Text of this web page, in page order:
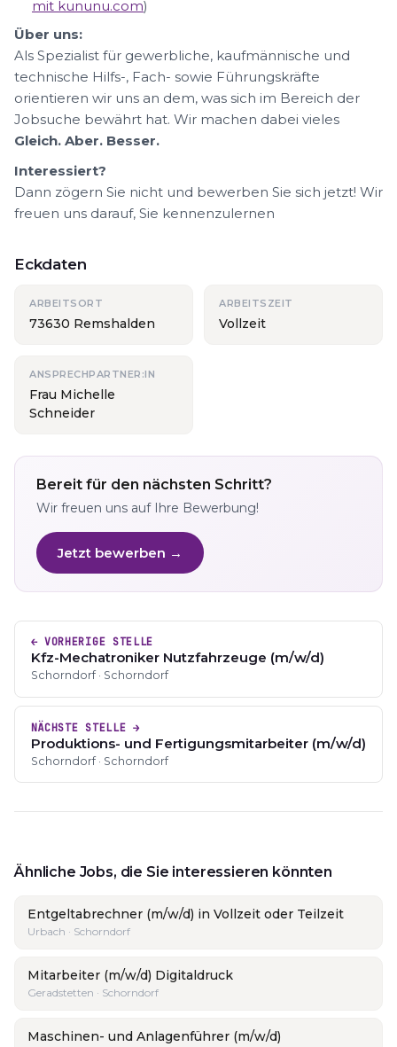
mit kununu.com)
Über uns:
Als Spezialist für gewerbliche, kaufmännische und
technische Hilfs-, Fach- sowie Führungskräfte
orientieren wir uns an dem, was sich im Bereich der
Jobsuche bewährt hat. Wir machen dabei vieles
Gleich. Aber. Besser.
Interessiert?
Dann zögern Sie nicht und bewerben Sie sich jetzt! Wir
freuen uns darauf, Sie kennenzulernen
Eckdaten
ARBEITSORT
73630 Remshalden
ARBEITSZEIT
Vollzeit
ANSPRECHPARTNER:IN
Frau Michelle
Schneider
Bereit für den nächsten Schritt?
Wir freuen uns auf Ihre Bewerbung!
Jetzt bewerben →
← VORHERIGE STELLE
Kfz-Mechatroniker Nutzfahrzeuge (m/w/d)
Schorndorf · Schorndorf
NÄCHSTE STELLE →
Produktions- und Fertigungsmitarbeiter (m/w/d)
Schorndorf · Schorndorf
Ähnliche Jobs, die Sie interessieren könnten
Entgeltabrechner (m/w/d) in Vollzeit oder Teilzeit
Urbach · Schorndorf
Mitarbeiter (m/w/d) Digitaldruck
Geradstetten · Schorndorf
Maschinen- und Anlagenführer (m/w/d)